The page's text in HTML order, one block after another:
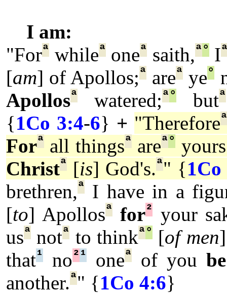
I am:
"Forª whileªoneª saith,ª°I
[am] of Apollos;ª areª ye°
Apollosª watered;ª° butª
{1Co 3:4-6} + "Therefore
Forª all thingsª areª°
Christª [is] God's.ª" {
brethren,ª
I have in a
[to] Apollosª for²
your
usª notª to thinkª°[of men
that¹ no²¹oneªof you
another.ª" {1Co 4:6}